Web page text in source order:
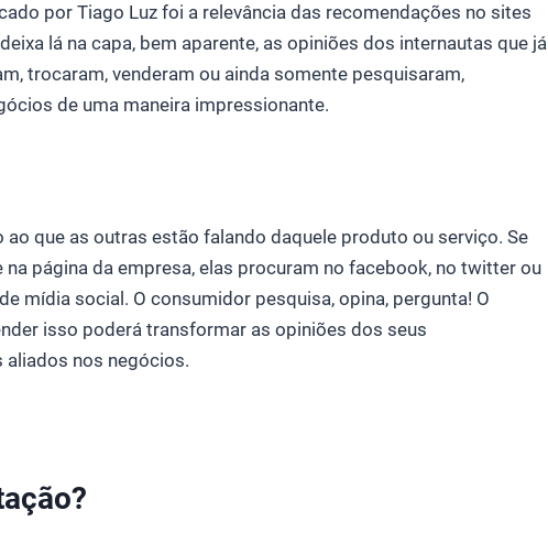
por Tiago Luz foi a relevância das recomendações no sites
lá na capa, bem aparente, as opiniões dos internautas que já
trocaram, venderam ou ainda somente pesquisaram,
de uma maneira impressionante.
que as outras estão falando daquele produto ou serviço. Se
página da empresa, elas procuram no facebook, no twitter ou
mídia social. O consumidor pesquisa, opina, pergunta! O
isso poderá transformar as opiniões dos seus
nos negócios.